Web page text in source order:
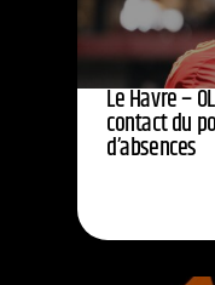
Le Havre –
contact du
d’absences